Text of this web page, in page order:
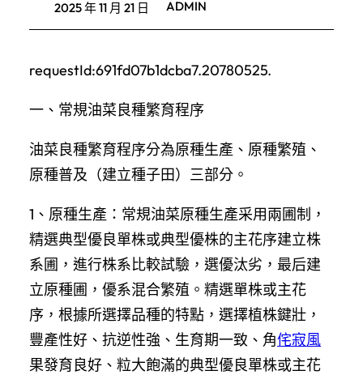
2025 年 11 月 21 日 ADMIN
requestId:691fd07b1dcba7.20780525.
一、常規油菜良種繁育程序
油菜良種繁育程序分為原種生產、原種繁殖、
原種普及（建立種子田）三部分。
1、原種生產：常規油菜原種生產采用兩圃制，
精選典型優良單株或典型優株的主花序建立株
系圃，進行株系比較試驗，選優汰劣，最后建
立原種圃，優系混合繁殖。精選單株或主花
序，根據所選擇品種的特點，選擇植株鍵壯，
豐產性好、抗逆性強、生育期一致、角侘寂風
果發育良好、粒大飽滿的典型優良單株或主花